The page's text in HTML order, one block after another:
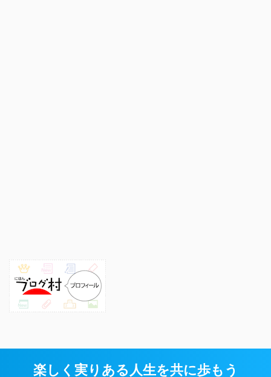
楽しく実りある人生を共に歩もう